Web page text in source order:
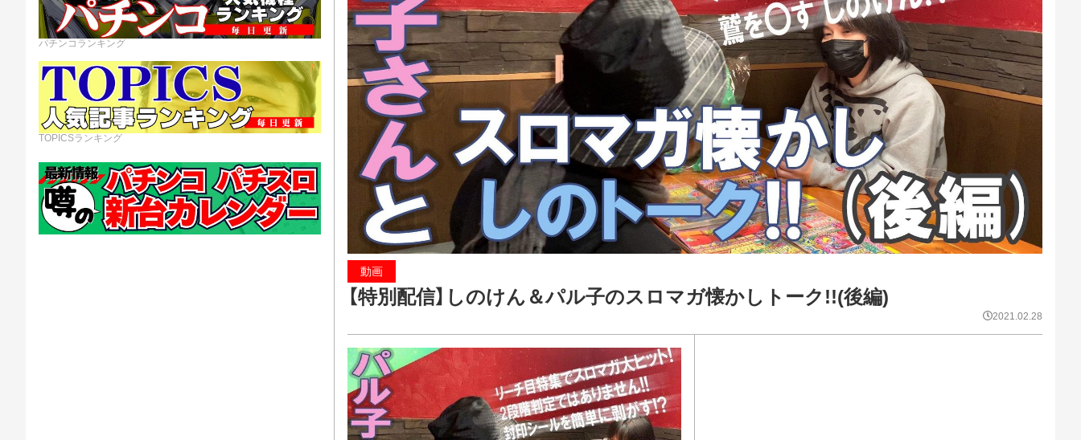
【特別配信】しのけん＆パル子のスロマガ懐かしトーク!!(後編)
動画
2021.02.28
パチンコランキング
TOPICSランキング